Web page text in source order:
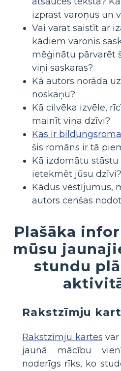
izprast varoņus un
Vai varat saistīt ar
kādiem varonis
mēģinātu pārvarēt
viņi saskaras?
Kā autors norāda
noskaņu?
Kā cilvēka izvēle,
mainīt viņa dzīvi?
Kas ir
šis romāns ir tā
Kā izdomātu stāstu
ietekmēt jūsu dzīvi?
Kādus vēstījumus,
autors cenšas
Plašāka
mūsu
stundu
Rakstzīmju
Rakstzīmju kartes
jaunā mācību
noderīgs rīks, ko